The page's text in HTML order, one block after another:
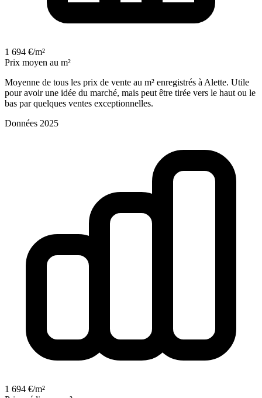
1 694 €/m²
Prix moyen au m²
Moyenne de tous les prix de vente au m² enregistrés à Alette. Utile
pour avoir une idée du marché, mais peut être tirée vers le haut ou le
bas par quelques ventes exceptionnelles.
Données 2025
1 694 €/m²